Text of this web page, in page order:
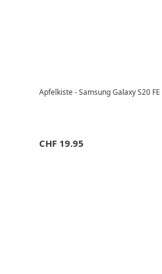
Apfelkiste - Samsung Galaxy S20
CHF 19.95